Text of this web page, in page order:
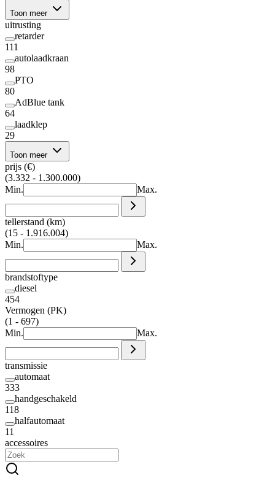
Toon meer
uitrusting
retarder
111
autolaadkraan
98
PTO
80
AdBlue tank
64
laadklep
29
Toon meer
prijs (€)
(3.332 - 1.300.000)
Min.
Max.
tellerstand (km)
(15 - 1.916.004)
Min.
Max.
brandstoftype
diesel
454
Vermogen (PK)
(1 - 697)
Min.
Max.
transmissie
automaat
333
handgeschakeld
118
halfautomaat
11
accessoires